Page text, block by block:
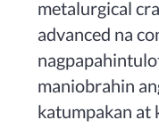
metalurgical
advanced na
maniobrahin
katumpakan at